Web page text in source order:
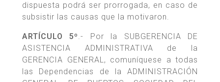
dispuesta podrá ser prorrogada, en caso de
subsistir las causas que la motivaron.
ARTÍCULO 5º.- Por la SUBGERENCIA DE
ASISTENCIA ADMINISTRATIVA de la
GERENCIA GENERAL, comuníquese a todas
las Dependencias de la ADMINISTRACIÓN